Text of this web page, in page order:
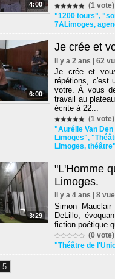
4:00 (1
"1200 tours",
7ALimoges,
6:00
Je crée et
Il y a 2 ans | 62
Je crée et
répétions, c'est
votre. À vous
travail au
écrite à 22...
(1
"Aurélie Van Den
Limoges",
Limoges, théâtre"
3:29
"L'Homme
Limoges.
Il y a 4 ans | 8
Simon
DeLillo,
fiction poétique
(0
"Théâtre de
5